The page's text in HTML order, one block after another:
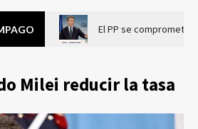
El PP se compromete
Milei reducir la tasa